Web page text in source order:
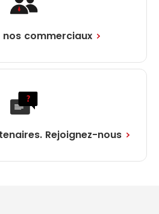
commerciaux
Rejoignez-nous